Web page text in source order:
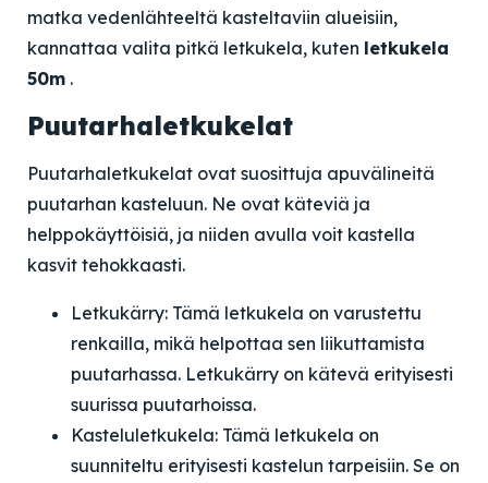
matka vedenlähteeltä kasteltaviin alueisiin,
kannattaa valita pitkä letkukela, kuten letkukela
50m .
Puutarhaletkukelat
Puutarhaletkukelat ovat suosittuja apuvälineitä
puutarhan kasteluun. Ne ovat käteviä ja
helppokäyttöisiä, ja niiden avulla voit kastella
kasvit tehokkaasti.
Letkukärry: Tämä letkukela on varustettu
renkailla, mikä helpottaa sen liikuttamista
puutarhassa. Letkukärry on kätevä erityisesti
suurissa puutarhoissa.
Kasteluletkukela: Tämä letkukela on
suunniteltu erityisesti kastelun tarpeisiin. Se on